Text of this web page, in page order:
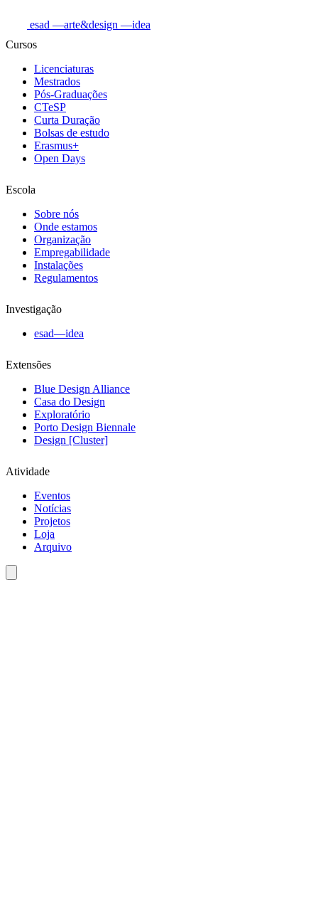
esad —arte&design —idea
Cursos
Licenciaturas
Mestrados
Pós-Graduações
CTeSP
Curta Duração
Bolsas de estudo
Erasmus+
Open Days
Escola
Sobre nós
Onde estamos
Organização
Empregabilidade
Instalações
Regulamentos
Investigação
esad—idea
Extensões
Blue Design Alliance
Casa do Design
Exploratório
Porto Design Biennale
Design [Cluster]
Atividade
Eventos
Notícias
Projetos
Loja
Arquivo